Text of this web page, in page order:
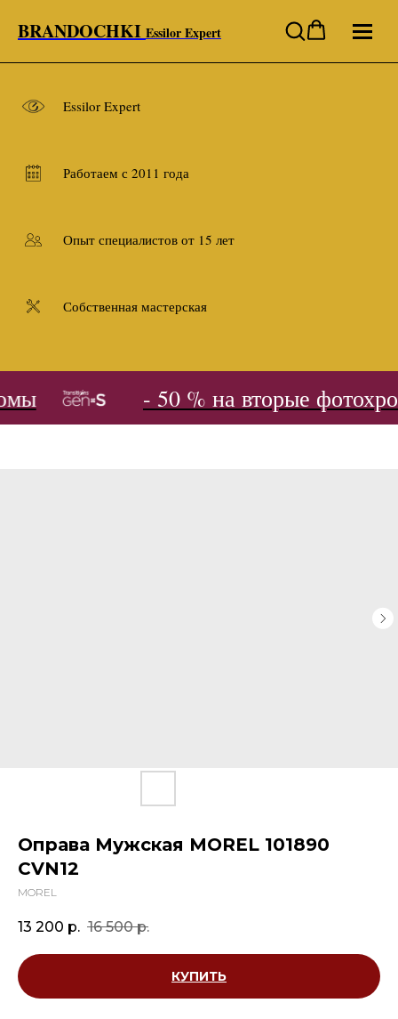
BRANDOCHKI Essilor Expert
Essilor Expert
Работаем с 2011 года
Опыт специалистов от 15 лет
Собственная мастерская
- 50 % на вторые
Оправа Мужская MOREL 101890
СVN12
MOREL
13 200 р. 16 500 р.
КУПИТЬ